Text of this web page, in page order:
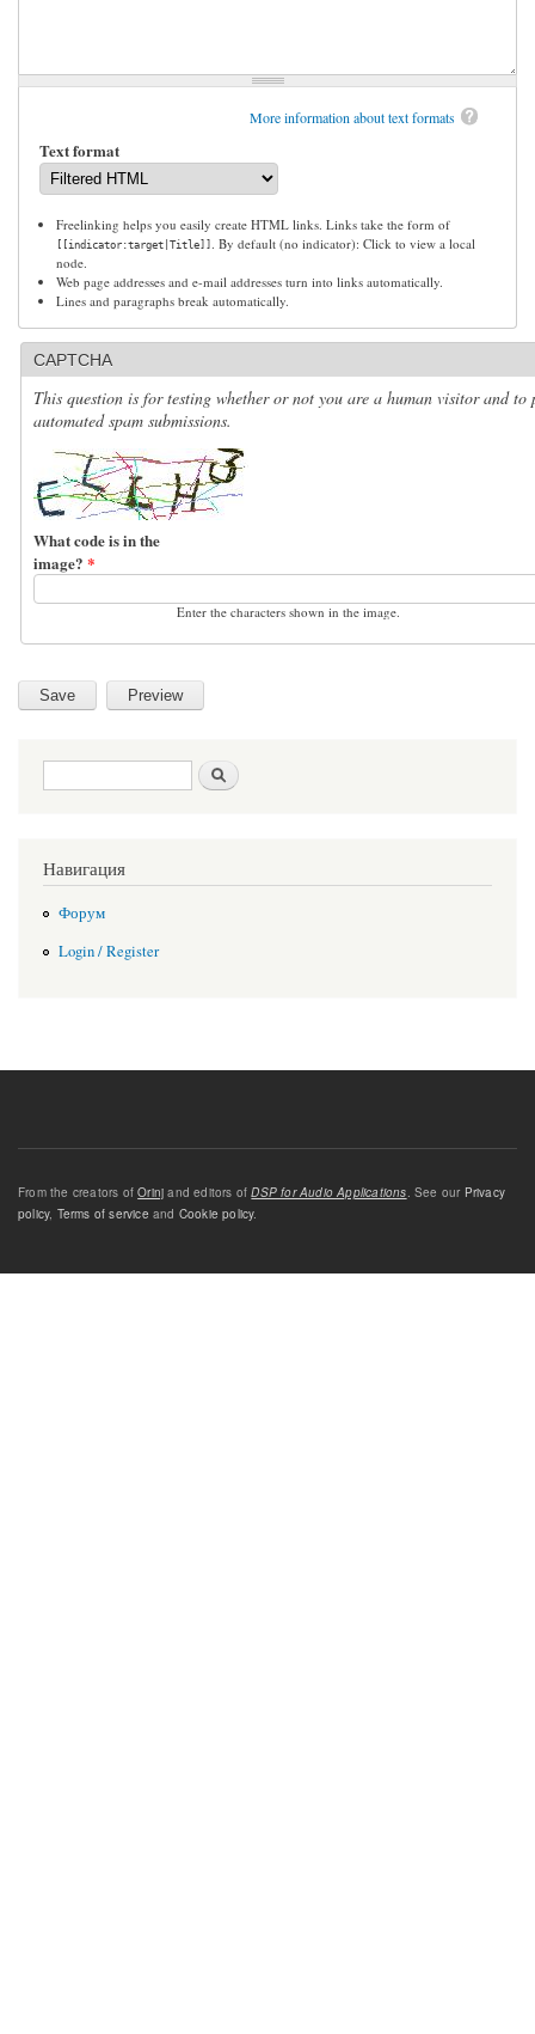
More information about text formats
Text format
Freelinking helps you easily create HTML links. Links take the form of
[[indicator:target|Title]] . By default (no indicator): Click to view a local
node.
Web page addresses and e-mail addresses turn into links automatically.
Lines and paragraphs break automatically.
CAPTCHA
This question is for testing whether or not you are a human visitor and to
automated spam submissions.
What code is in the
image? *
Enter the characters shown in the image.
Search form
Навигация
Форум
Login / Register
From the creators ofOrinj and editors ofDSP for Audio Applications. See our Privacy
policy, Terms of service and Cookie policy.